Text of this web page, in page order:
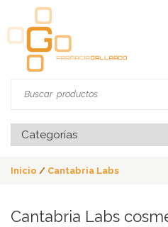
Inicio / Cantabria Labs
Cantabria Labs